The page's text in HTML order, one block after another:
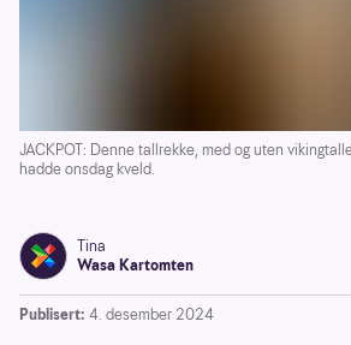
JACKPOT: Denne tallrekke, med og uten
hadde onsdag kveld.
Tina
Wasa Kartomten
Publisert: 4. desember 2024